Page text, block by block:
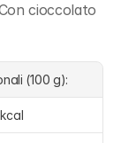
cioccolato
(100 g):